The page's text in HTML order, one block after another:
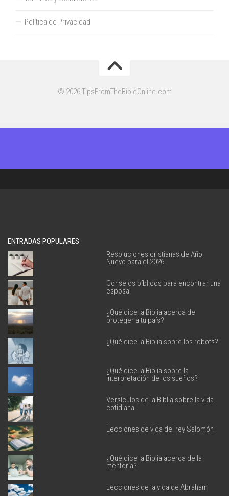
Política de Privacidad
© 2026 TipsFromTheBibleOnline.com
ENTRADAS POPULARES
Resoluciones cristianas de Año
Nuevo para el 2026
Consejos bíblicos para encontrar una
esposa
¿Qué dice la Biblia acerca de
proteger a tu país?
¿Qué dice la Biblia sobre los robots?
¿Qué dice la Biblia sobre la
interpretación de los sueños?
Versículos de la Biblia sobre la vida
cotidiana.
Lecciones de vida del rey Salomón
¿Qué dice la Biblia acerca de la
mentoría?
Lecciones de la vida de Abraham